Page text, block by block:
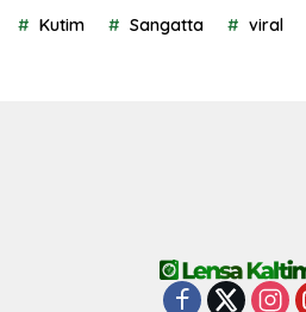
Kutim Sangatta viral